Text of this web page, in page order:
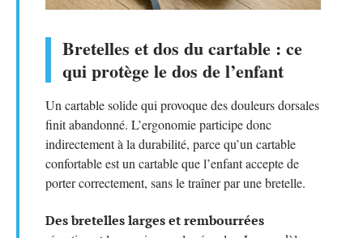
Bretelles et dos du cartable : ce
qui protège le dos de l’enfant
Un cartable solide qui provoque des douleurs dorsales
finit abandonné. L’ergonomie participe donc
indirectement à la durabilité, parce qu’un cartable
confortable est un cartable que l’enfant accepte de
porter correctement, sans le traîner par une bretelle.
Des bretelles larges et rembourrées